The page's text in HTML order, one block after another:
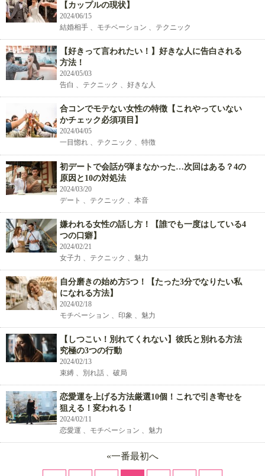
【カップルの現状】
2024/06/15
結婚相手 、モチベーション 、テクニック
【好きって言われたい！】好きな人に告白される
方法！
2024/05/03
告白 、テクニック 、好きな人
合コンでモテない女性の特徴【これやっていない
かチェック必須項目】
2024/04/05
一目惚れ 、テクニック 、特徴
初デートで会話が弾まなかった…次回はある？4の
原因と10の対処法
2024/03/20
デート 、テクニック 、本音
嫌われる女性の話し方！【誰でも一度はしている4
つの口癖】
2024/02/21
女子力 、テクニック 、魅力
自分磨きの始め方5つ！【たった3分でなりたい私
になれる方法】
2024/02/18
モチベーション 、印象 、魅力
【しつこい！別れてくれない】彼氏と別れる方法
究極の3つの行動
2024/02/13
束縛 、別れ話 、破局
恋愛運を上げる方法厳選10個！これで引き寄せを
狙える！変われる！
2024/02/11
恋愛運 、モチベーション 、魅力
«一番最初へ